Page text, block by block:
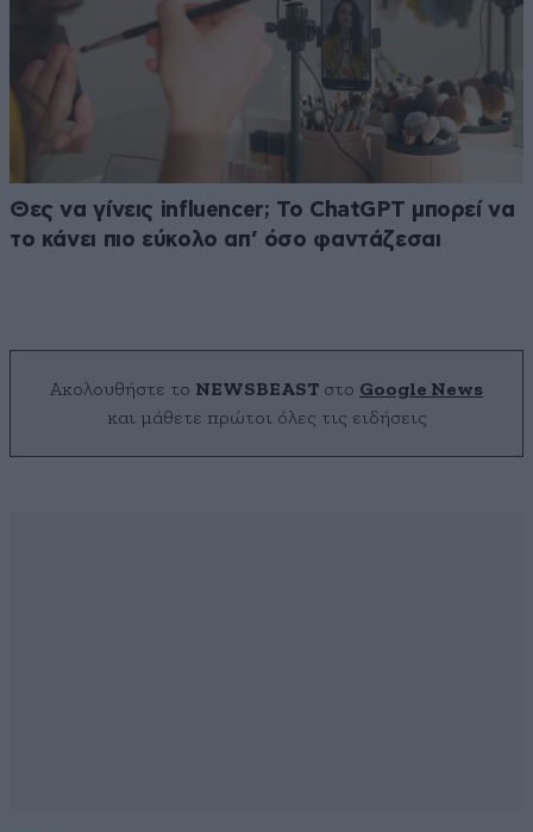
Θες να γίνεις influencer; Το ChatGPT μπορεί να
το κάνει πιο εύκολο απ’ όσο φαντάζεσαι
Ακολουθήστε το NEWSBEAST στο Google News
και μάθετε πρώτοι όλες τις ειδήσεις